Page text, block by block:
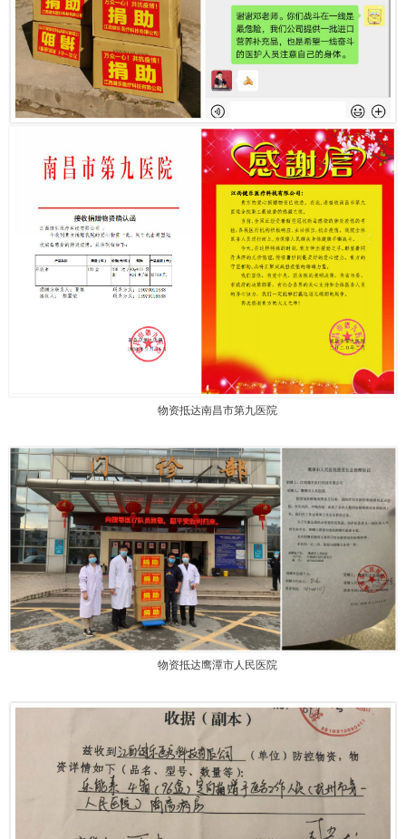
物资抵达南昌市第九医院
物资抵达鹰潭市人民医院